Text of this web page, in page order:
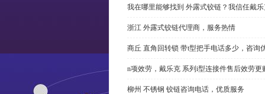
我在哪里能够找到 外露式铰链？我信任戴
浙江 外露式铰链代理商，服务热情
商丘 直角回转锁 带t型把手电话多少，咨询
n项效劳，戴乐克 系列i型连接件售后效劳更
柳州 不锈钢 铰链咨询电话，优质服务